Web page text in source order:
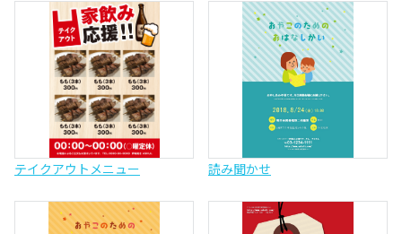
テイクアウトメニュー 読み聞かせ